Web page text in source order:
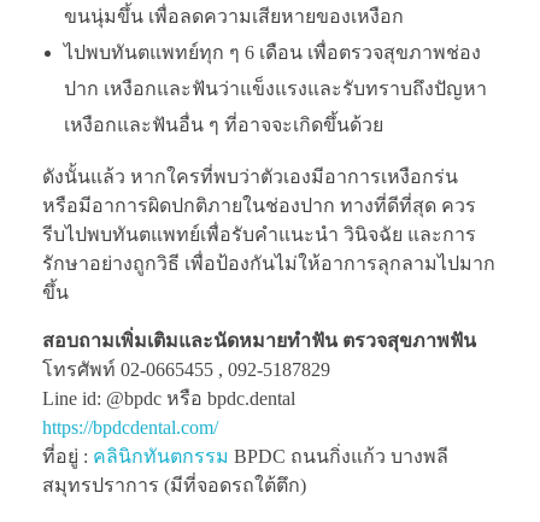
ขนนุ่มขึ้น เพื่อลดความเสียหายของเหงือก
ไปพบทันตแพทย์ทุก ๆ 6 เดือน เพื่อตรวจสุขภาพช่อง
ปาก เหงือกและฟันว่าแข็งแรงและรับทราบถึงปัญหา
เหงือกและฟันอื่น ๆ ที่อาจจะเกิดขึ้นด้วย
ดังนั้นแล้ว หากใครที่พบว่าตัวเองมีอาการเหงือกร่น
หรือมีอาการผิดปกติภายในช่องปาก ทางที่ดีที่สุด ควร
รีบไปพบทันตแพทย์เพื่อรับคำแนะนำ วินิจฉัย และการ
รักษาอย่างถูกวิธี เพื่อป้องกันไม่ให้อาการลุกลามไปมาก
ขึ้น
สอบถามเพิ่มเติมและนัดหมายทำฟัน ตรวจสุขภาพฟัน
โทรศัพท์ 02-0665455 , 092-5187829
Line id: @bpdc หรือ bpdc.dental
https://bpdcdental.com/
ที่อยู่ : คลินิกทันตกรรม BPDC ถนนกิ่งแก้ว บางพลี
สมุทรปราการ (มีที่จอดรถใต้ตึก)